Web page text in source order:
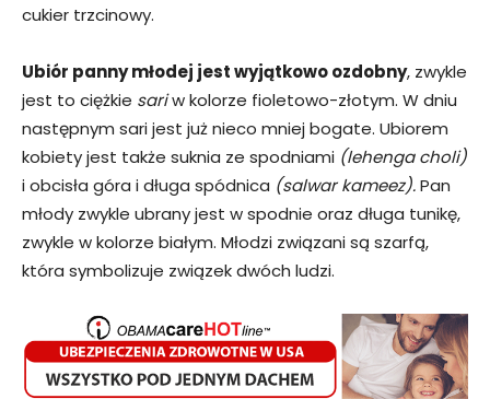
cukier trzcinowy.
Ubiór panny młodej jest wyjątkowo ozdobny, zwykle
jest to ciężkie sariw kolorze fioletowo-złotym. W dniu
następnym sari jest już nieco mniej bogate. Ubiorem
kobiety jest także suknia ze spodniami (lehenga choli)
i obcisła góra i długa spódnica (salwar kameez).Pan
młody zwykle ubrany jest w spodnie oraz długa tunikę,
zwykle w kolorze białym. Młodzi związani są szarfą,
która symbolizuje związek dwóch ludzi.